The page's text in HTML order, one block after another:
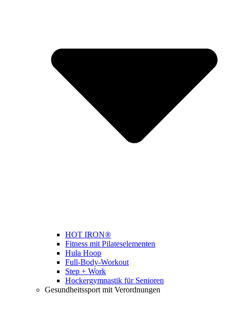
HOT IRON®
Fitness mit Pilateselementen
Hula Hoop
Full-Body-Workout
Step + Work
Hockergymnastik für Senioren
Gesundheitssport mit Verordnungen